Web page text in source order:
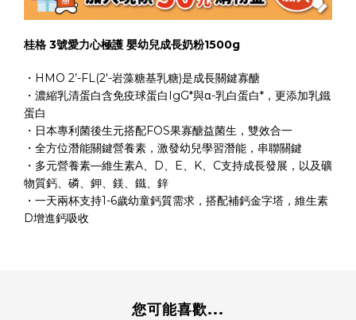
桂格 3號愛力心極護 嬰幼兒成長奶粉1500g
・HMO 2’-FL(2'-岩藻糖基乳糖)是成長關鍵寡醣
・濃縮乳清蛋白含免疫球蛋白IgG*與α-乳白蛋白*， 更添加乳鐵
蛋白
・日本專利菌後生元搭配FOS果寡醣益菌生， 雙效合一
・ 全方位潛能關鍵營養素，激發幼兒學習潛能，串聯關鍵
・ 多元營養素—維生素A、D、E、K、C支持成長發展，以及礦
物質鈣、磷、鉀、鎂、鐵、鋅
・一天兩杯支持1-6歲幼童鈣質需求，搭配補鈣金字塔，維生素
D增進鈣吸收
您可能喜歡...